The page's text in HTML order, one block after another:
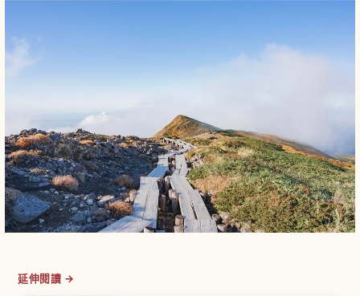
延伸閱讀 →